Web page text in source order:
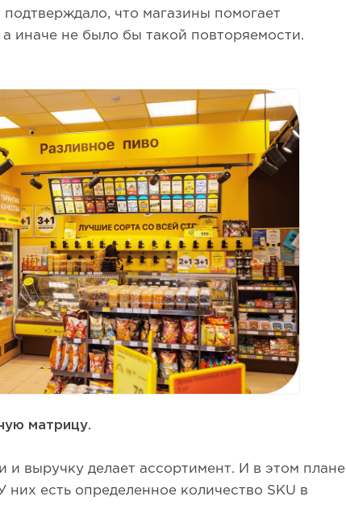
что магазины помогает
иначе не было бы такой повторяемости.
матрицу.
выручку делает ассортимент. И в этом плане
есть определенное количество SKU в